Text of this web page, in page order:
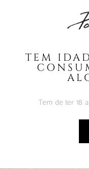
TEM
Tem de ter 18